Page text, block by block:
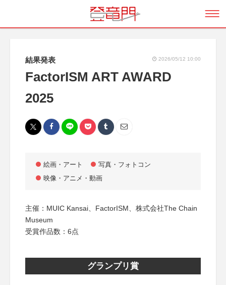
結果発表 2026/05/12 10:00
FactorISM ART AWARD
2025
絵画・アート
写真・フォトコン
映像・アニメ・動画
主催：MUIC Kansai、FactorISM、株式会社The Chain
Museum
受賞作品数：6点
グランプリ賞